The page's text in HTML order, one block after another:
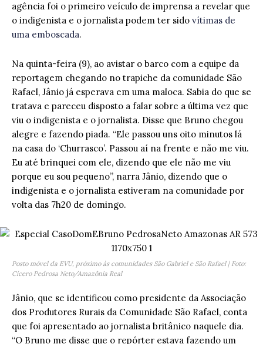
agência foi o primeiro veículo de imprensa a revelar que
o indigenista e o jornalista podem ter sido vítimas de
uma emboscada.
Na quinta-feira (9), ao avistar o barco com a equipe da
reportagem chegando no trapiche da comunidade São
Rafael, Jânio já esperava em uma maloca. Sabia do que se
tratava e pareceu disposto a falar sobre a última vez que
viu o indigenista e o jornalista. Disse que Bruno chegou
alegre e fazendo piada. “Ele passou uns oito minutos lá
na casa do ‘Churrasco’. Passou aí na frente e não me viu.
Eu até brinquei com ele, dizendo que ele não me viu
porque eu sou pequeno”, narra Jânio, dizendo que o
indigenista e o jornalista estiveram na comunidade por
volta das 7h20 de domingo.
Posto móvel da EVU, próximo às comunidades São Gabriel e São Rafael | Foto:
Cícero Pedrosa Neto/Amazônia Real
Jânio, que se identificou como presidente da Associação
dos Produtores Rurais da Comunidade São Rafael, conta
que foi apresentado ao jornalista britânico naquele dia.
“O Bruno me disse que o repórter estava fazendo um